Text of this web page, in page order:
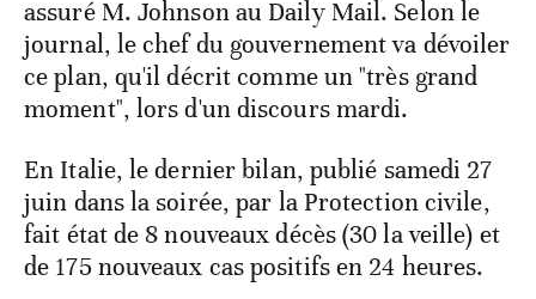
assuré M. Johnson au Daily Mail. Selon le
journal, le chef du gouvernement va dévoiler
ce plan, qu'il décrit comme un "très grand
moment", lors d'un discours mardi.
En Italie, le dernier bilan, publié samedi 27
juin dans la soirée, par la Protection civile,
fait état de 8 nouveaux décès (30 la veille) et
de 175 nouveaux cas positifs en 24 heures.